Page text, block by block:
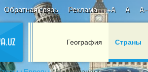
Обратная связь Реклама +A A A-
География Страны